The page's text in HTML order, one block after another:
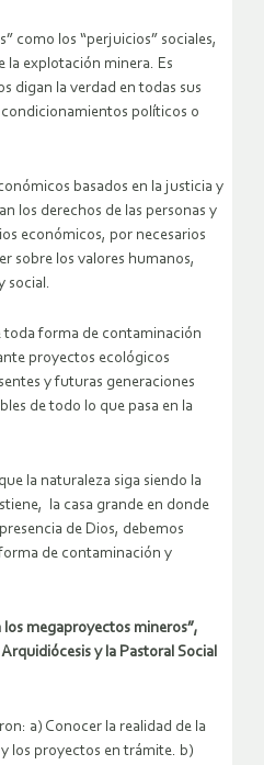
como los “perjuicios” sociales,
la explotación minera. Es
digan la verdad en todas sus
políticos o
basados en la justicia y
los derechos de las personas y
económicos, por necesarios
sobre los valores humanos,
social.
forma de contaminación
proyectos ecológicos
y futuras generaciones
de todo lo que pasa en la
la naturaleza siga siendo la
la casa grande en donde
de Dios, debemos
de contaminación y
los megaproyectos mineros”,
y la Pastoral Social
a) Conocer la realidad de la
los proyectos en trámite. b)